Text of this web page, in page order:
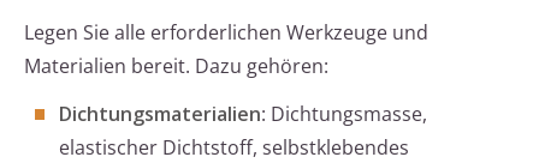
Legen Sie alle erforderlichen Werkzeuge und
Materialien bereit. Dazu gehören:
Dichtungsmaterialien: Dichtungsmasse,
elastischer Dichtstoff, selbstklebendes